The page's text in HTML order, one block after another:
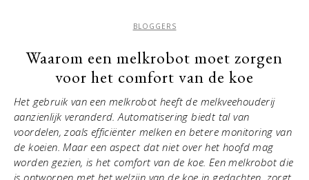
BLOGGERS
Waarom een melkrobot moet zorgen
voor het comfort van de koe
Het gebruik van een melkrobot heeft de melkveehouderij
aanzienlijk veranderd. Automatisering biedt tal van
voordelen, zoals efficiënter melken en betere monitoring van
de koeien. Maar een aspect dat niet over het hoofd mag
worden gezien, is het comfort van de koe. Een melkrobot die
is ontworpen met het welzijn van de koe in gedachten, zorgt